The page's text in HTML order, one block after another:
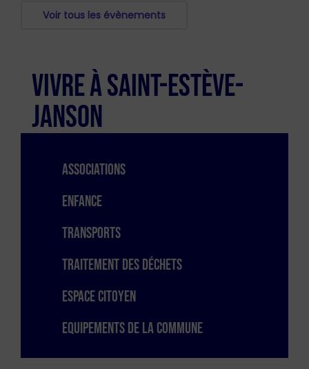
Voir tous les évènements
VIVRE À SAINT-ESTÈVE-
JANSON
Associations
Enfance
Transports
Traitement des déchets
Espace citoyen
Equipements de la commune